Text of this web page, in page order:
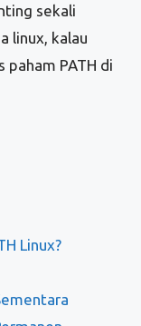
sekali
linux, kalau
paham PATH di
Linux?